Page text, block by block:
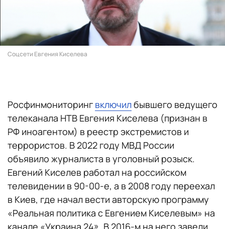
Соцсети Евгения Киселева
Росфинмониторинг включилбывшего ведущего
телеканала НТВ Евгения Киселева (признан в
РФ иноагентом) в реестр экстремистов и
террористов. В 2022 году МВД России
объявило журналиста в уголовный розыск.
Евгений Киселев работал на российском
телевидении в 90-00-е, а в 2008 году переехал
в Киев, где начал вести авторскую программу
«Реальная политика с Евгением Киселевым» на
канале «Украина 24». В 2016-м на него завели